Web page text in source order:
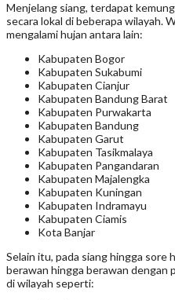
Menjelang siang, terdapat
secara lokal di beberapa wilayah.
mengalami hujan antara lain:
Kabupaten Bogor
Kabupaten Sukabumi
Kabupaten Cianjur
Kabupaten Bandung Barat
Kabupaten Purwakarta
Kabupaten Bandung
Kabupaten Garut
Kabupaten Tasikmalaya
Kabupaten Pangandaran
Kabupaten Majalengka
Kabupaten Kuningan
Kabupaten Indramayu
Kabupaten Ciamis
Kota Banjar
Selain itu, pada siang hingga sore
berawan hingga berawan dengan
di wilayah seperti: